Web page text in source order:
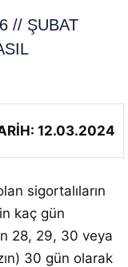
// ŞUBAT
12.03.2024
sigortalıların
kaç gün
28, 29, 30 veya
30 gün olarak